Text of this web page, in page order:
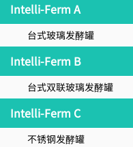
Intelli-Ferm A
台式玻璃发酵罐
Intelli-Ferm B
台式双联玻璃发酵罐
Intelli-Ferm C
不锈钢发酵罐